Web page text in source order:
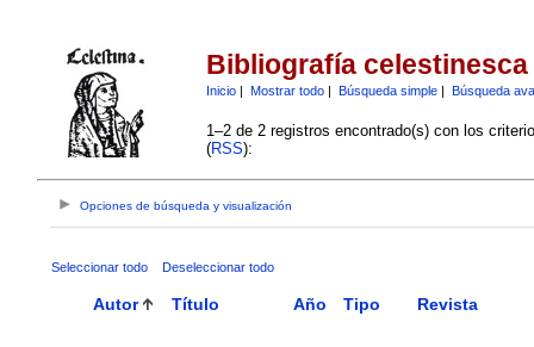
Bibliografía celestinesca
Inicio| Mostrar todo| Búsqueda simple| Búsqueda
1–2 de 2 registros encontrado(s) con los
(RSS):
Opciones de búsqueda y visualización
Seleccionar todo Deseleccionar todo
Autor Título Año Tipo Revista